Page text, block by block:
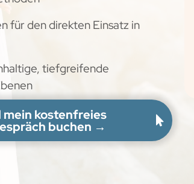
für den direkten Einsatz in
tiefgreifende
mein kostenfreies
buchen →